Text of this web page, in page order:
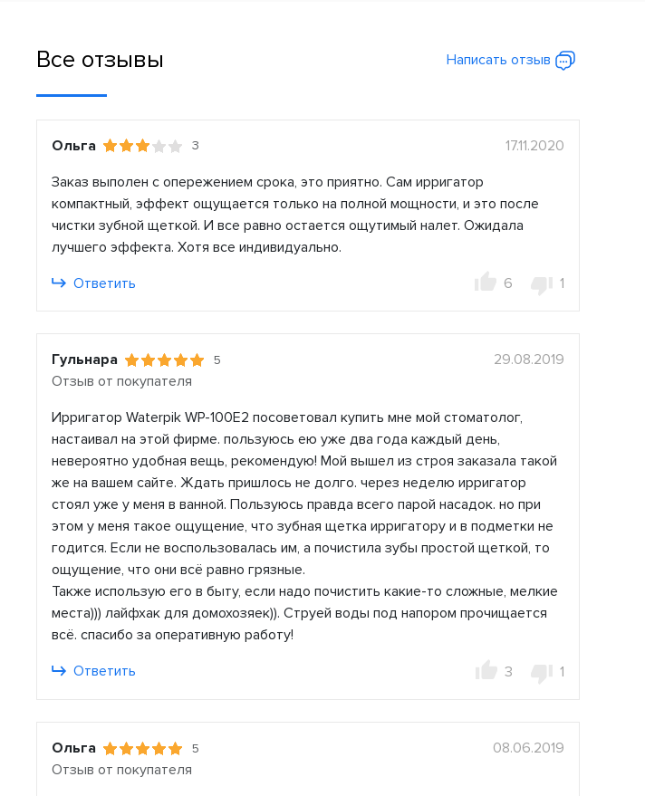
Все отзывы Написать отзыв
Ольга 3
17.11.2020
Заказ выполен с опережением срока, это приятно. Сам ирригатор
компактный, эффект ощущается только на полной мощности, и это после
чистки зубной щеткой. И все равно остается ощутимый налет. Ожидала
лучшего эффекта. Хотя все индивидуально.
Ответить
6 1
Гульнара 5
Отзыв от покупателя
29.08.2019
Ирригатор Waterpik WP-100E2 посоветовал купить мне мой стоматолог,
настаивал на этой фирме. пользуюсь ею уже два года каждый день,
невероятно удобная вещь, рекомендую! Мой вышел из строя заказала такой
же на вашем сайте. Ждать пришлось не долго. через неделю ирригатор
стоял уже у меня в ванной. Пользуюсь правда всего парой насадок. но при
этом у меня такое ощущение, что зубная щетка ирригатору и в подметки не
годится. Если не воспользовалась им, а почистила зубы простой щеткой, то
ощущение, что они всё равно грязные.
Также использую его в быту, если надо почистить какие-то сложные, мелкие
места))) лайфхак для домохозяек)). Струей воды под напором прочищается
всё. спасибо за оперативную работу!
Ответить
3 1
Ольга 5
Отзыв от покупателя
08.06.2019